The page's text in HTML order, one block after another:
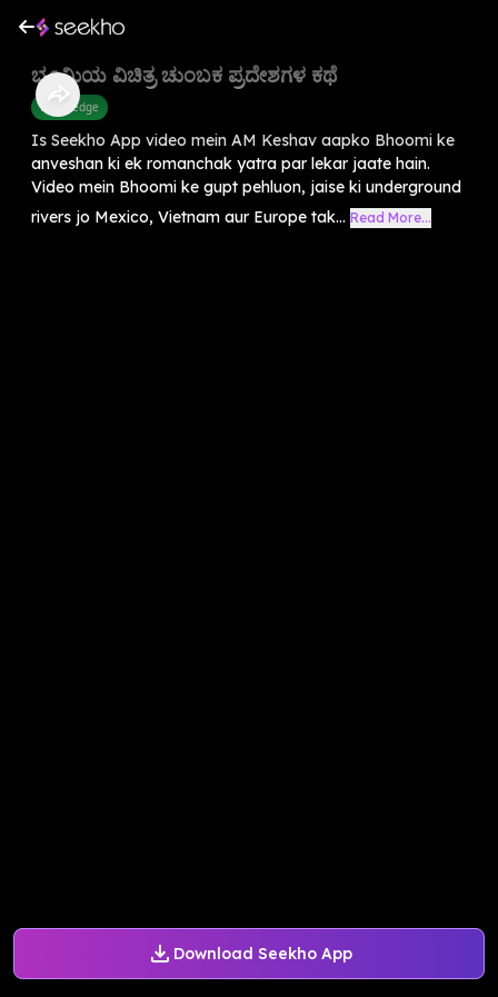
Download Seekho App
ಭೂಮಿಯ ವಿಚಿತ್ರ ಚುಂಬಕ ಪ್ರದೇಶಗಳ ಕಥೆ
Knowledge
Is Seekho App video mein AM Keshav aapko Bhoomi ke
anveshan ki ek romanchak yatra par lekar jaate hain.
Video mein Bhoomi ke gupt pehluon, jaise ki underground
rivers jo Mexico, Vietnam aur Europe tak... Read More...